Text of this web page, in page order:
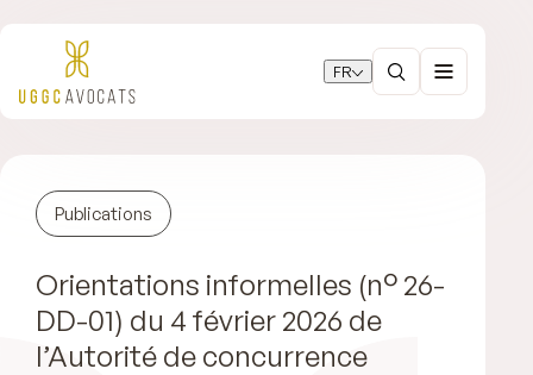
FR
Publications
Orientations informelles (n° 26-
DD-01) du 4 février 2026 de
l’Autorité de concurrence